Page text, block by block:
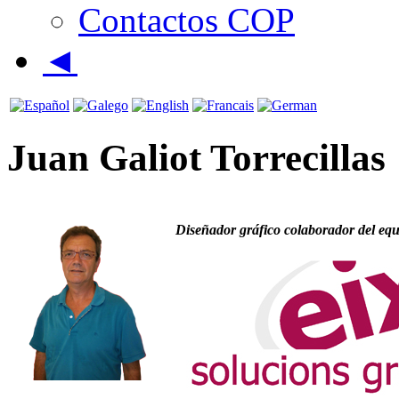
Contactos COP
◄
Juan Galiot Torrecillas
Diseñador gráfico colaboradordel